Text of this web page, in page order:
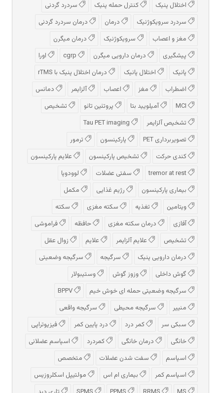
اختلال پنیک
کنترل حمله پنیک
سردرد گردنی
سردرد سرویکوژنیک
درمان
درمان سردرد گردنی
مغز و اعصاب
سرویکوژنیک
درمان میگرن
پیشگیری
درمان دارویی میگرن
اورا
پانیک
اختلال پانیک
درمان اختلال پنیک با rTMS
اضطراب
مغز اعصاب آلزایمر
دمانس
آمیلویید بتا پروتئین تائو
تشخیص
تشخیص آلزایمر
تصویربرداری PET
پارکینسون
ترمور
کندی حرکت
تشخیص پارکینسون
علایم پارکینسون
سفتی عضلات
لوودوپا
بیماری پارکینسون
رژیم غذایی
مکمل
ویتامین
تغذیه سکته مغزی
سکته
آفازی
درمان سکته مغزی حافظه
فراموشی
تشخیص
علایم آلزایمر علایم
زوال عقل
درمان دارویی پنیک
سرگیجه
سرگیجه وضعیتی
گوش داخلی
وزوز گوش
وستیبولار
سرگیجه وضعیتی حمله ای خوش خیم
منییر
سرگیجه محیطی
سرگیجه واقعی
سبکی سر
کمر درد درد پایین کمر
فیزیوتراپی
خانگی
درمان خانگی کمردرد
اسپاسم عضلانی
اسپاسم
سفت شدن عضلات
متخصص
اسپاسم کمر
بیماری ام اس
مولتیپل اسکلروزیس